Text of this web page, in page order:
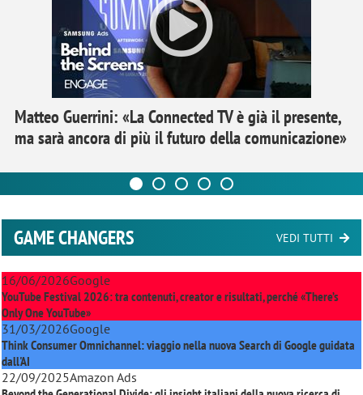
Matteo Guerrini: «La Connected TV è già il presente,
ma sarà ancora di più il futuro della comunicazione»
GAME CHANGERS VEDI TUTTI
16/06/2026Google
YouTube Festival 2026: tra contenuti, creator e risultati, perché «There’s
Only One YouTube»
31/03/2026Google
Think Consumer Omnichannel: viaggio nella nuova Search di Google guidata
dall'AI
22/09/2025Amazon Ads